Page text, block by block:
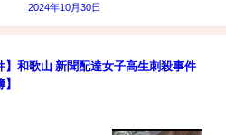
2024年10月30日
】和歌山 新聞配達女子高生刺殺事件